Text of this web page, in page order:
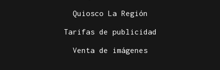
Quiosco La Región
Tarifas de publicidad
Venta de imágenes